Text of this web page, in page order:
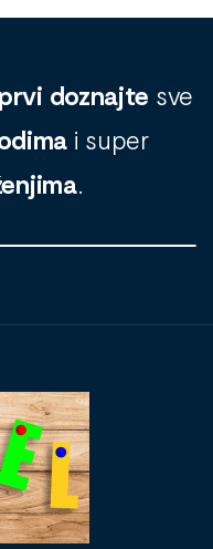
prvi doznajte sve
i super
.